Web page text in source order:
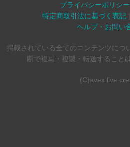
プライバシーポリシー
特定商取引法に基づく表記 |
ヘルプ・お問い
掲載されている全てのコンテンツにつ
断で複写・複製・転送すること
(C)avex live